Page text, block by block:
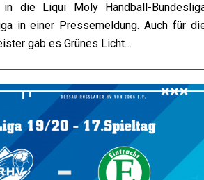
die Liqui Moly Handball-
in einer Pressemeldung. Auch für
gab es Grünes Licht…